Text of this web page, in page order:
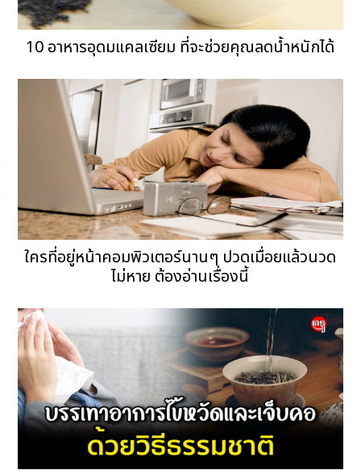
10 อาหารอุดมแคลเซียม ที่จะช่วยคุณลดน้ำหนักได้
ใครที่อยู่หน้าคอมพิวเตอร์นานๆ ปวดเมื่อยแล้วนวด
ไม่หาย ต้องอ่านเรื่องนี้